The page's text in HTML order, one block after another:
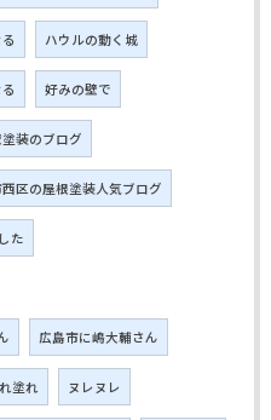
ハウルの動く城
好みの壁で
装のブログ
区の屋根塗装人気ブログ
た
広島市に嶋大輔さん
塗れ ヌレヌレ